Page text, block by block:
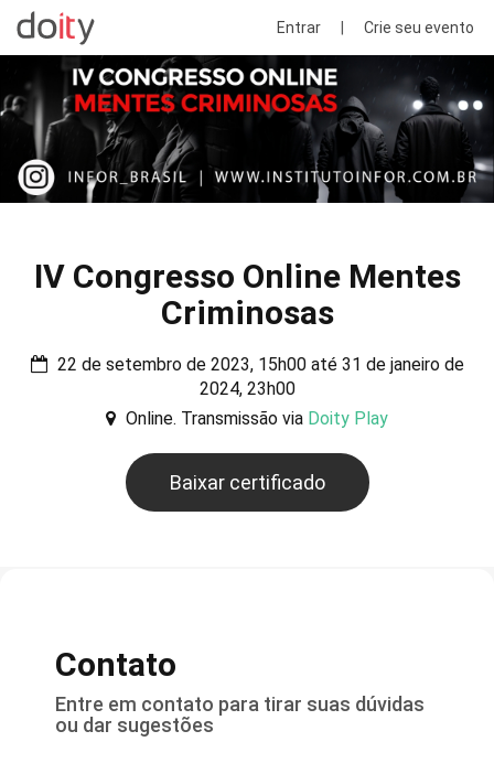
Entrar Crie seu evento
IV Congresso Online Mentes
Criminosas
22 de setembro de 2023, 15h00 até 31 de janeiro de
2024, 23h00
Online. Transmissão via Doity Play
Baixar certificado
Contato
Entre em contato para tirar suas dúvidas
ou dar sugestões